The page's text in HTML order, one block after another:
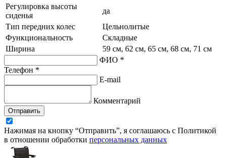
Регулировка высоты
сиденья
да
Тип передних колес
Цельнолитые
Функциональность
Складные
Ширина
59 см, 62 см, 65 см, 68 см, 71 см
ФИО *
Телефон *
E-mail
Комментарий
Отправить
Нажимая на кнопку “Отправить”, я соглашаюсь с Политикой
в отношении обработки персональных данных